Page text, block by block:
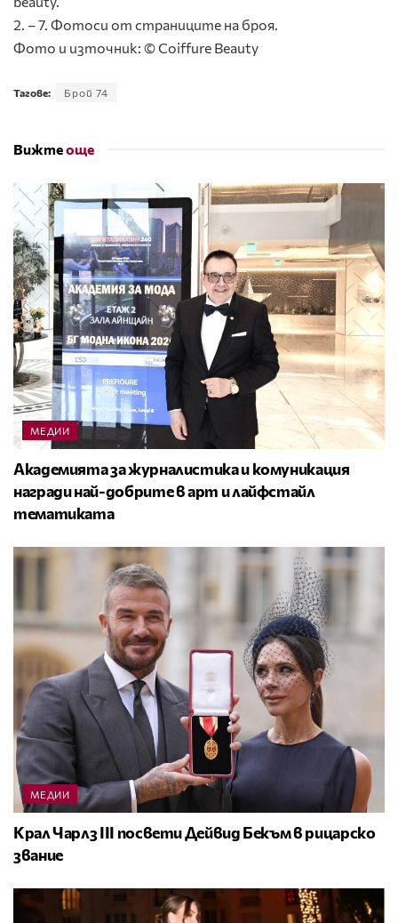
2. – 7. Фотоси от страниците на броя.
Фото и източник: © Coiffure Beauty
Тагове: Брой 74
Вижтеоще
МЕДИИ
Академията за журналистика и комуникация
награди най-добрите в арт и лайфстайл
тематиката
МЕДИИ
Крал Чарлз III посвети Дейвид Бекъм в рицарско
звание